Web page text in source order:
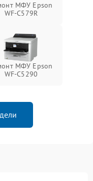
МФУ Epson
WF-C579R
МФУ Epson
WF-C5290